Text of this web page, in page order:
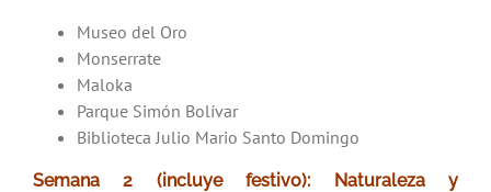
Museo del Oro
Monserrate
Maloka
Parque Simón Bolívar
Biblioteca Julio Mario Santo Domingo
Semana 2 (incluye festivo): Naturaleza y